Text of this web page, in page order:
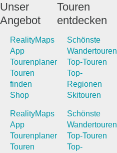
Unser
Angebot
RealityMaps
App
Tourenplaner
Touren
finden
Shop
RealityMaps
App
Tourenplaner
Touren
Touren
entdecken
Schönste
Wandertouren
Top-Touren
Top-
Regionen
Skitouren
Schönste
Wandertouren
Top-Touren
Top-